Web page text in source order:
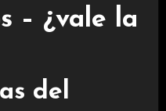
– ¿vale la
del